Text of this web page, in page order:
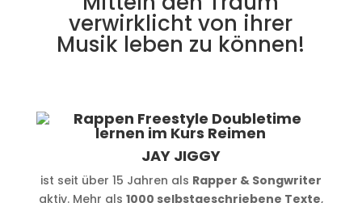
verwirklicht von ihrer
Musik leben zu können!
JAY JIGGY
ist seit über 15 Jahren als Rapper & Songwriter
aktiv. Mehr als 1000 selbstgeschriebene Texte,